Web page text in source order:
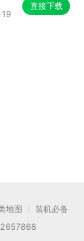
直接下载
地图
装机必备